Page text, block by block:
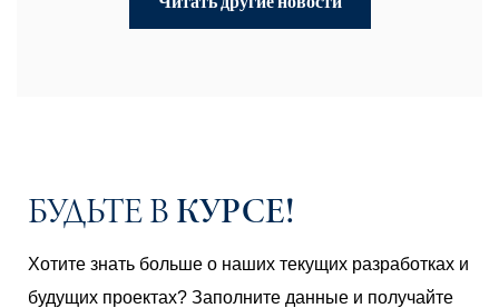
БУДЬТЕ ВКУРСЕ!
Хотите знать больше о наших текущих разработках и
будущих проектах? Заполните данные и получайте